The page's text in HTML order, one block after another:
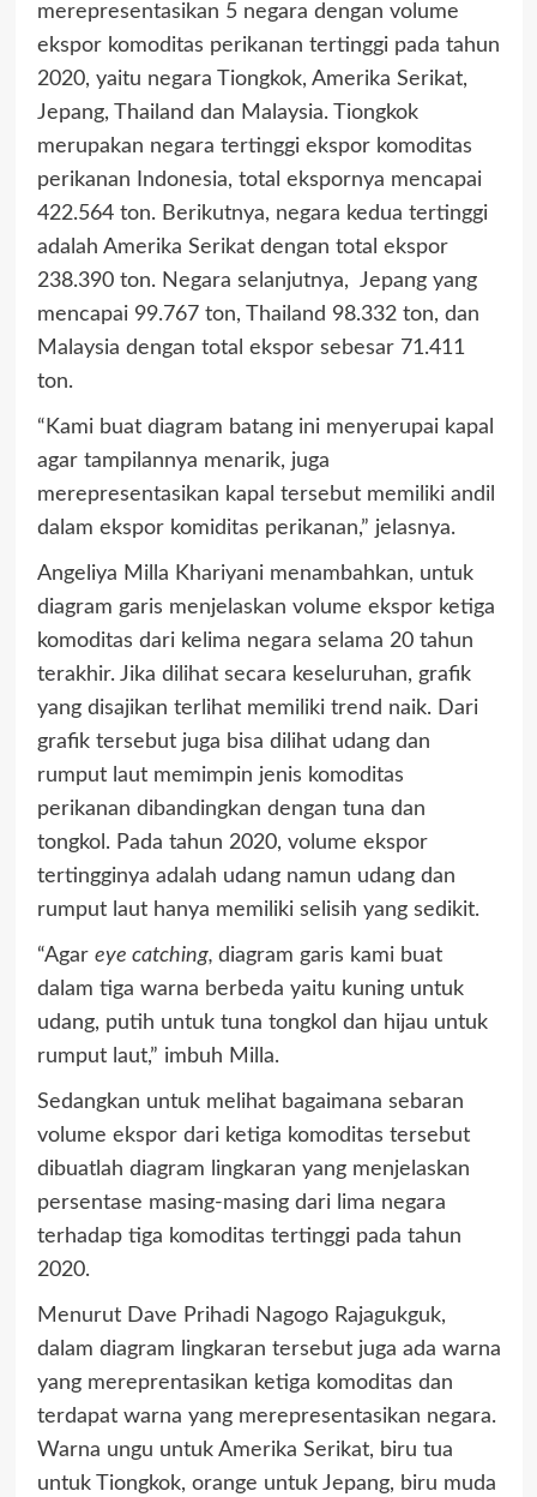
merepresentasikan 5 negara dengan volume
ekspor komoditas perikanan tertinggi pada tahun
2020, yaitu negara Tiongkok, Amerika Serikat,
Jepang, Thailand dan Malaysia. Tiongkok
merupakan negara tertinggi ekspor komoditas
perikanan Indonesia, total ekspornya mencapai
422.564 ton. Berikutnya, negara kedua tertinggi
adalah Amerika Serikat dengan total ekspor
238.390 ton. Negara selanjutnya, Jepang yang
mencapai 99.767 ton, Thailand 98.332 ton, dan
Malaysia dengan total ekspor sebesar 71.411
ton.
“Kami buat diagram batang ini menyerupai kapal
agar tampilannya menarik, juga
merepresentasikan kapal tersebut memiliki andil
dalam ekspor komiditas perikanan,” jelasnya.
Angeliya Milla Khariyani menambahkan, untuk
diagram garis menjelaskan volume ekspor ketiga
komoditas dari kelima negara selama 20 tahun
terakhir. Jika dilihat secara keseluruhan, grafik
yang disajikan terlihat memiliki trend naik. Dari
grafik tersebut juga bisa dilihat udang dan
rumput laut memimpin jenis komoditas
perikanan dibandingkan dengan tuna dan
tongkol. Pada tahun 2020, volume ekspor
tertingginya adalah udang namun udang dan
rumput laut hanya memiliki selisih yang sedikit.
“Agar eye catching, diagram garis kami buat
dalam tiga warna berbeda yaitu kuning untuk
udang, putih untuk tuna tongkol dan hijau untuk
rumput laut,” imbuh Milla.
Sedangkan untuk melihat bagaimana sebaran
volume ekspor dari ketiga komoditas tersebut
dibuatlah diagram lingkaran yang menjelaskan
persentase masing-masing dari lima negara
terhadap tiga komoditas tertinggi pada tahun
2020.
Menurut Dave Prihadi Nagogo Rajagukguk,
dalam diagram lingkaran tersebut juga ada warna
yang mereprentasikan ketiga komoditas dan
terdapat warna yang merepresentasikan negara.
Warna ungu untuk Amerika Serikat, biru tua
untuk Tiongkok, orange untuk Jepang, biru muda